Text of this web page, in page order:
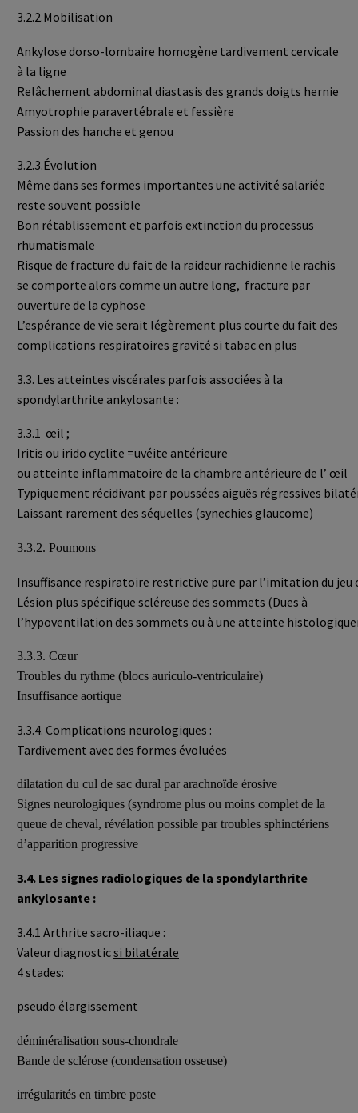
3.2.2.Mobilisation
Ankylose dorso-lombaire homogène tardivement cervicale
à la ligne
Relâchement abdominal diastasis des grands doigts hernie
Amyotrophie paravertébrale et fessière
Passion des hanche et genou
3.2.3.Évolution
Même dans ses formes importantes une activité salariée
reste souvent possible
Bon rétablissement et parfois extinction du processus
rhumatismale
Risque de fracture du fait de la raideur rachidienne le rachis
se comporte alors comme un autre long, fracture par
ouverture de la cyphose
L’espérance de vie serait légèrement plus courte du fait des
complications respiratoires gravité si tabac en plus
3.3. Les atteintes viscérales parfois associées à la
spondylarthrite ankylosante :
3.3.1 œil ;
Iritis ou irido cyclite =uvéite antérieure
ou atteinte inflammatoire de la chambre antérieure de l’ œil
Typiquement récidivant par poussées aiguës régressives
Laissant rarement des séquelles (synechies glaucome)
3.3.2. Poumons
Insuffisance respiratoire restrictive pure par l’imitation du jeu
Lésion plus spécifique scléreuse des sommets (Dues à
l’hypoventilation des sommets ou à une atteinte
3.3.3. Cœur
Troubles du rythme (blocs auriculo-ventriculaire)
Insuffisance aortique
3.3.4. Complications neurologiques :
Tardivement avec des formes évoluées
dilatation du cul de sac dural par arachnoïde érosive
Signes neurologiques (syndrome plus ou moins complet de la
queue de cheval, révélation possible par troubles sphinctériens
d’apparition progressive
3.4. Les signes radiologiques de la spondylarthrite
ankylosante :
3.4.1 Arthrite sacro-iliaque :
Valeur diagnosticsi bilatérale
4 stades:
pseudo élargissement
déminéralisation sous-chondrale
Bande de sclérose (condensation osseuse)
irrégularités en timbre poste